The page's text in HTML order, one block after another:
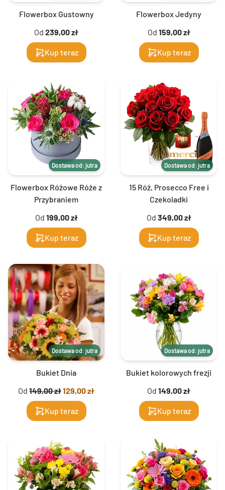
Flowerbox Gustowny
Od 239,00 zł
Kup teraz
Flowerbox Jedyny
Od 159,00 zł
Kup teraz
Dostawa od: jutra
Flowerbox Różowe Róże z
Przybraniem
Od 199,00 zł
Kup teraz
Dostawa od: jutra
15 Róż, Prosecco Free i
Czekoladki
Od 349,00 zł
Kup teraz
Dostawa od: jutra
Bukiet Dnia
Od 149,00 zł129,00 zł
Kup teraz
Dostawa od: jutra
Bukiet kolorowych frezji
Od 149,00 zł
Kup teraz